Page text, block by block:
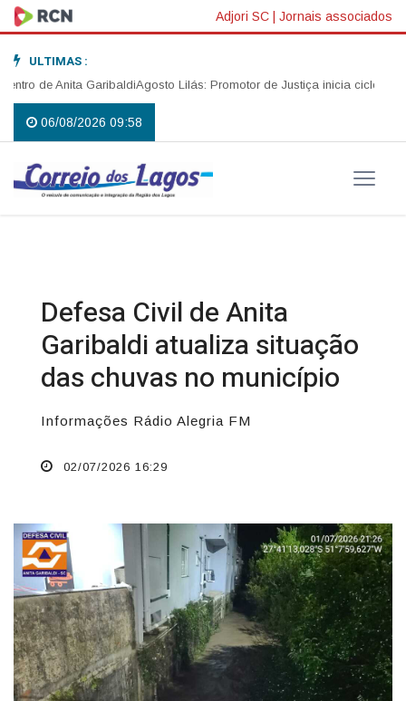
Adjori SC | Jornais associados
ULTIMAS :
de Anita GaribaldiAgosto Lilás: Promotor de Justiça inicia ciclo de
06/08/2026 09:58
Defesa Civil de Anita
Garibaldi atualiza situação
das chuvas no município
Informações Rádio Alegria FM
02/07/2026 16:29